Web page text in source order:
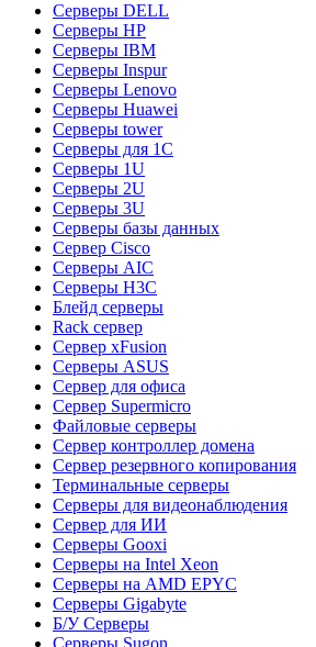
Серверы DELL
Серверы HP
Серверы IBM
Серверы Inspur
Серверы Lenovo
Серверы Huawei
Серверы tower
Серверы для 1C
Серверы 1U
Серверы 2U
Серверы 3U
Серверы базы данных
Сервер Cisco
Серверы AIC
Серверы H3C
Блейд серверы
Rack сервер
Сервер xFusion
Серверы ASUS
Сервер для офиса
Сервер Supermicro
Файловые серверы
Сервер контроллер домена
Сервер резервного копирования
Терминальные серверы
Серверы для видеонаблюдения
Сервер для ИИ
Серверы Gooxi
Серверы на Intel Xeon
Серверы на AMD EPYC
Серверы Gigabyte
Б/У Серверы
Серверы Sugon